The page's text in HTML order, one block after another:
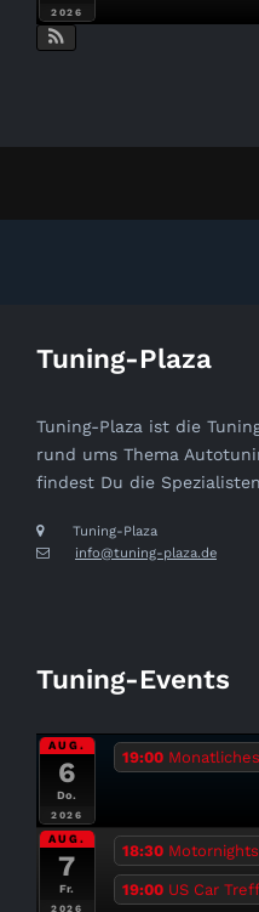
2026
Tuning-Plaza
Tuning-Plaza ist die
rund ums Thema
findest Du die
Tuning-Plaza
info@tuning-plaza.de
Tuning-Events
AUG.
6
Do.
2026
19:00
AUG.
7
Fr.
2026
18:30
19:00 US Car